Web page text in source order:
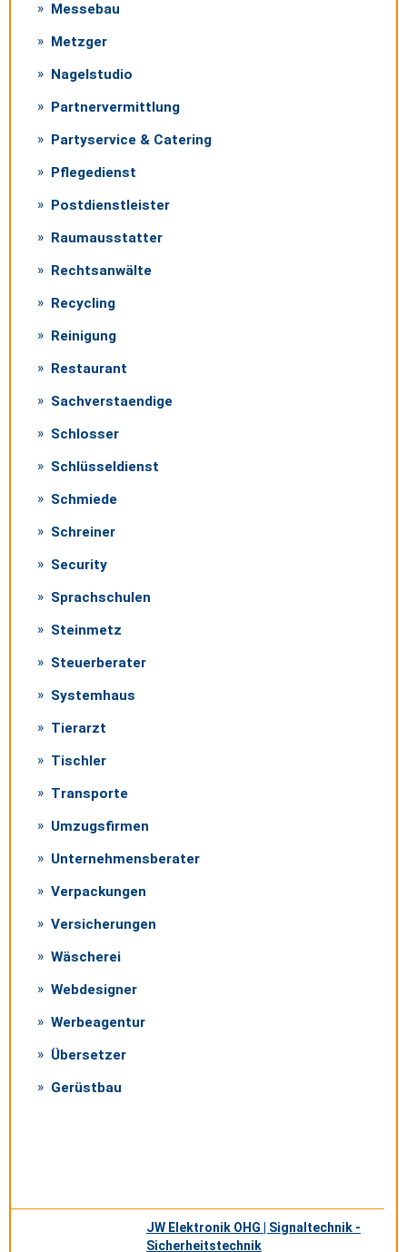
Messebau
Metzger
Nagelstudio
Partnervermittlung
Partyservice & Catering
Pflegedienst
Postdienstleister
Raumausstatter
Rechtsanwälte
Recycling
Reinigung
Restaurant
Sachverstaendige
Schlosser
Schlüsseldienst
Schmiede
Schreiner
Security
Sprachschulen
Steinmetz
Steuerberater
Systemhaus
Tierarzt
Tischler
Transporte
Umzugsfirmen
Unternehmensberater
Verpackungen
Versicherungen
Wäscherei
Webdesigner
Werbeagentur
Übersetzer
Gerüstbau
JW Elektronik OHG | Signaltechnik -
Sicherheitstechnik